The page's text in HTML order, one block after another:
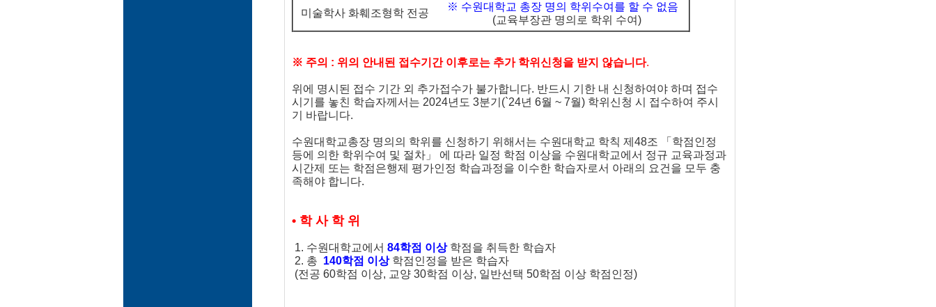
미술학사 화훼조형학 전공
※ 수원대학교 총장 명의 학위수여를 할 수 없음
(교육부장관 명의로 학위 수여)
※ 주의 : 위의 안내된 접수기간 이후로는 추가 학위신청을 받지 않습니다.
위에 명시된 접수 기간 외 추가접수가 불가합니다. 반드시 기한 내 신청하여야 하며 접수
시기를 놓친 학습자께서는 2024년도 3분기(`24년 6월 ~ 7월) 학위신청 시 접수하여 주시
기 바랍니다.
수원대학교총장 명의의 학위를 신청하기 위해서는 수원대학교 학칙 제48조 「학점인정
등에 의한 학위수여 및 절차」 에 따라 일정 학점 이상을 수원대학교에서 정규 교육과정과
시간제 또는 학점은행제 평가인정 학습과정을 이수한 학습자로서 아래의 요건을 모두 충
족해야 합니다.
• 학 사 학 위
1. 수원대학교에서 84학점 이상학점을 취득한 학습자
2. 총 140학점 이상 학점인정을 받은 학습자
(전공 60학점 이상, 교양 30학점 이상, 일반선택 50학점 이상 학점인정)